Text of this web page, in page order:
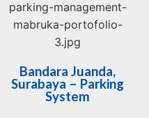
Bandara Juanda,
Surabaya – Parking
System